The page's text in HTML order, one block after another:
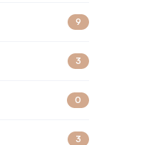
9
3
0
3